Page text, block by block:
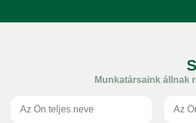
Munkatársaink állnak